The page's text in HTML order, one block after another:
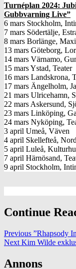
Turnéplan 2024:
Gubbvarning Live”
6 mars Stockholm,
7 mars Södertälje,
8 mars Borlänge,
13 mars Göteborg,
14 mars Värnamo,
15 mars Ystad, Teater
16 mars Landskrona,
17 mars Ängelholm,
21 mars Ulricehamn,
22 mars Askersund,
23 mars Linköping,
24 mars Nyköping,
3 april Umeå, Väven
4 april Skellefteå,
5 april Luleå,
7 april Härnösand,
9 april Stockholm,
Continue
Previous ”Rhapsody
Next Kim Wilde
Annons